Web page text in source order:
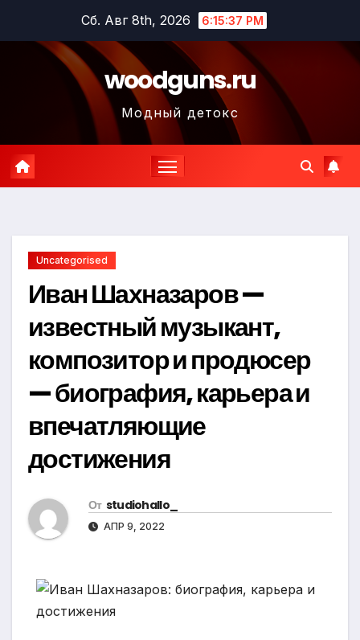
содержимому
Сб. Авг 8th, 2026 6:15:38 PM
woodguns.ru
Модный детокс
Uncategorised
Иван Шахназаров —
известный музыкант,
композитор и продюсер
— биография, карьера и
впечатляющие
достижения
От studiohallo_
АПР 9, 2022